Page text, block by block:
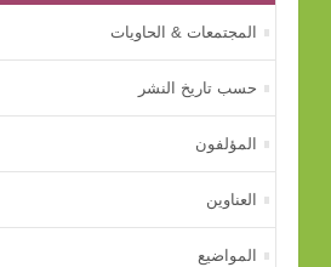
المجتمعات & الحاويات
حسب تاريخ النشر
المؤلفون
العناوين
المواضيع